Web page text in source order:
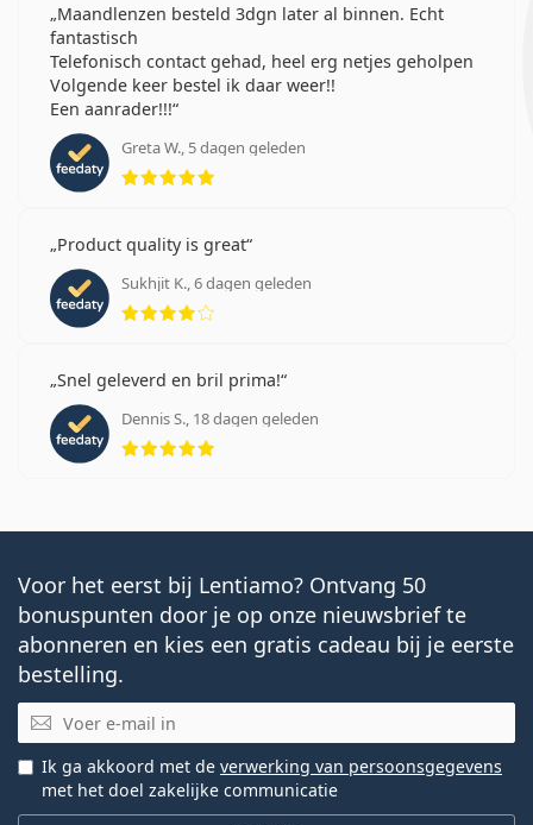
Maandlenzen besteld 3dgn later al binnen. Echt
fantastisch
Telefonisch contact gehad, heel erg netjes geholpen
Volgende keer bestel ik daar weer!!
Een aanrader!!!
Greta W., 5 dagen geleden
Beoordeling 5 van 5
Product quality is great
Sukhjit K., 6 dagen geleden
Beoordeling 4 van 5
Snel geleverd en bril prima!
Dennis S., 18 dagen geleden
Beoordeling 5 van 5
Voor het eerst bij Lentiamo? Ontvang 50
bonuspunten door je op onze nieuwsbrief te
abonneren en kies een gratis cadeau bij je eerste
bestelling.
E-mail
Ik ga akkoord met de verwerking van persoonsgegevens
met het doel zakelijke communicatie